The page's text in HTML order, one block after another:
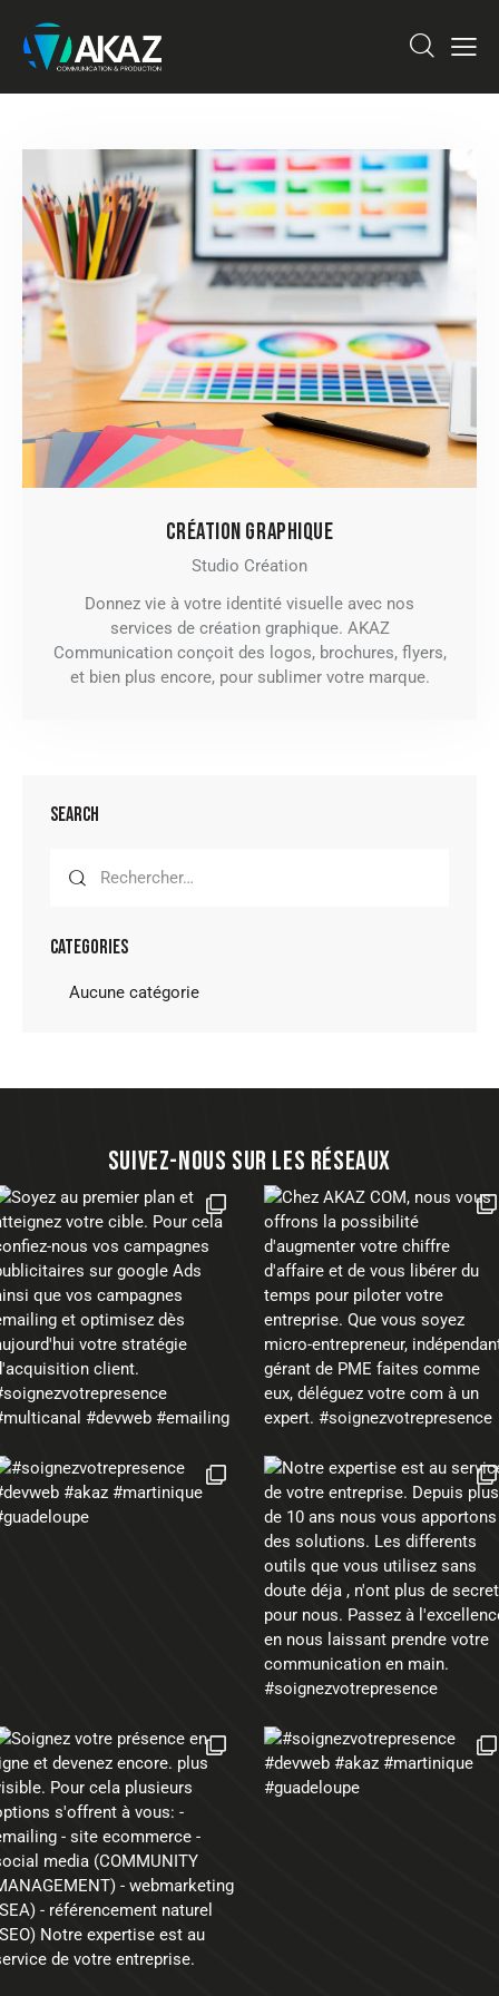
CRÉATION GRAPHIQUE
Studio Création
Donnez vie à votre identité visuelle avec nos
services de création graphique. AKAZ
Communication conçoit des logos, brochures, flyers,
et bien plus encore, pour sublimer votre marque.
SEARCH
CATEGORIES
Aucune catégorie
SUIVEZ-NOUS SUR LES RÉSEAUX